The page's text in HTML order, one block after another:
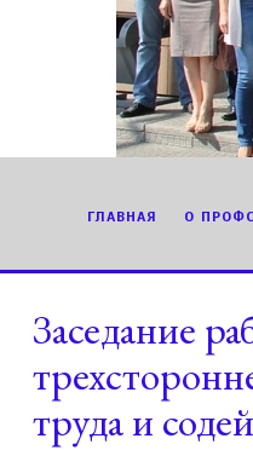
ГЛАВНАЯ О
Заседание
труда и